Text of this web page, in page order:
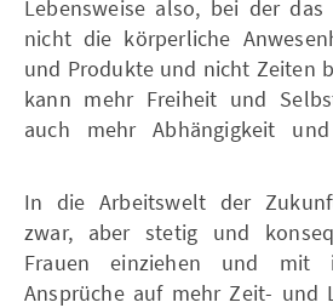
Lebensweise also, bei der
nicht die körperliche
und Produkte und nicht Zeiten
kann mehr Freiheit und
auch mehr Abhängigkeit
In die Arbeitswelt der
zwar, aber stetig und
Frauen einziehen und mit
Ansprüche auf mehr Zeit- und